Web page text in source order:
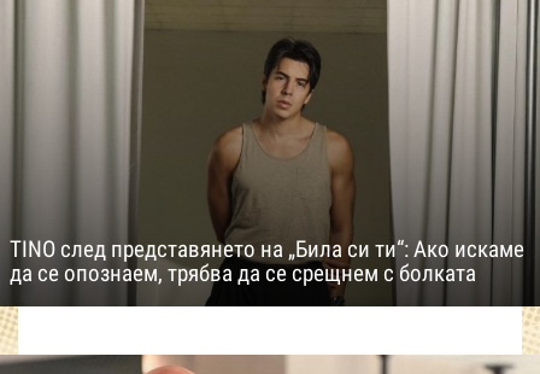
TINO след представянето на „Била си ти“: Ако искаме
да се опознаем, трябва да се срещнем с болката